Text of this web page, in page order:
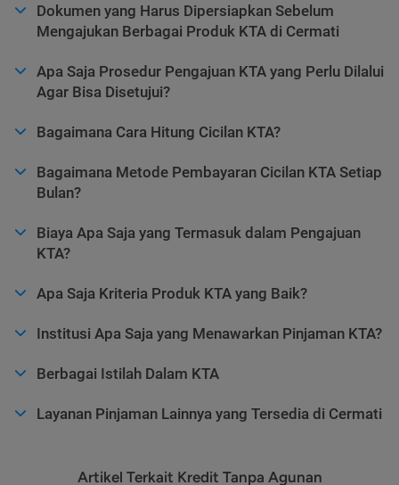
Dokumen yang Harus Dipersiapkan Sebelum
Mengajukan Berbagai Produk KTA di Cermati
Apa Saja Prosedur Pengajuan KTA yang Perlu Dilalui
Agar Bisa Disetujui?
Bagaimana Cara Hitung Cicilan KTA?
Bagaimana Metode Pembayaran Cicilan KTA Setiap
Bulan?
Biaya Apa Saja yang Termasuk dalam Pengajuan
KTA?
Apa Saja Kriteria Produk KTA yang Baik?
Institusi Apa Saja yang Menawarkan Pinjaman KTA?
Berbagai Istilah Dalam KTA
Layanan Pinjaman Lainnya yang Tersedia di Cermati
Artikel Terkait Kredit Tanpa Agunan